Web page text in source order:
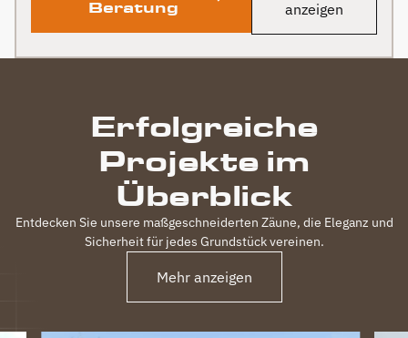
Beratung
anzeigen
Erfolgreiche
Projekte im
Überblick
Entdecken Sie unsere maßgeschneiderten Zäune, die Eleganz und
Sicherheit für jedes Grundstück vereinen.
Mehr anzeigen